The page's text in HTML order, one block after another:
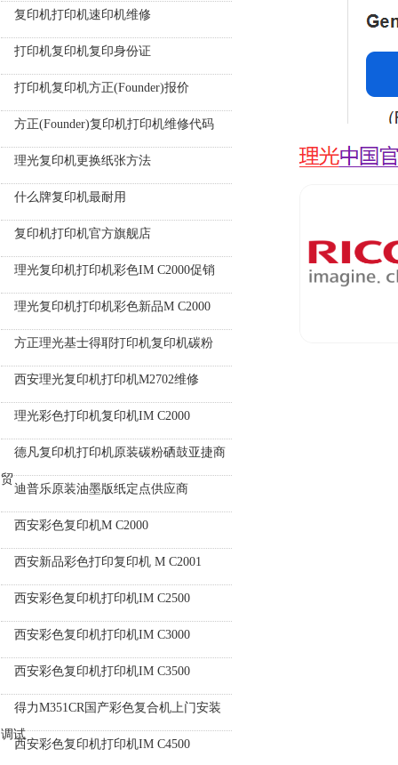
复印机打印机速印机维修
打印机复印机复印身份证
打印机复印机方正(Founder)报价
方正(Founder)复印机打印机维修代码
理光复印机更换纸张方法
什么牌复印机最耐用
复印机打印机官方旗舰店
理光复印机打印机彩色IM C2000促销
理光复印机打印机彩色新品M C2000
方正理光基士得耶打印机复印机碳粉
西安理光复印机打印机M2702维修
理光彩色打印机复印机IM C2000
德凡复印机打印机原装碳粉硒鼓亚捷商
贸
迪普乐原装油墨版纸定点供应商
西安彩色复印机M C2000
西安新品彩色打印复印机 M C2001
西安彩色复印机打印机IM C2500
西安彩色复印机打印机IM C3000
西安彩色复印机打印机IM C3500
得力M351CR国产彩色复合机上门安装
调试
西安彩色复印机打印机IM C4500